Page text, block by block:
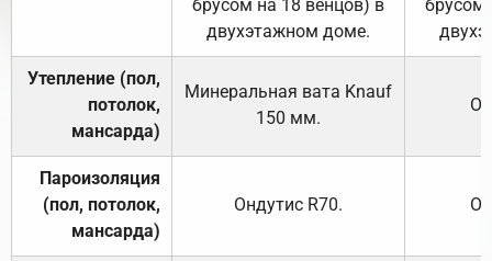
брусом на 18 венцов) в
двухэтажном доме.
брусом
Утепление (пол,
потолок,
мансарда)
Минеральная вата Knauf
150 мм.
Пароизоляция
(пол, потолок,
мансарда)
Ондутис R70.